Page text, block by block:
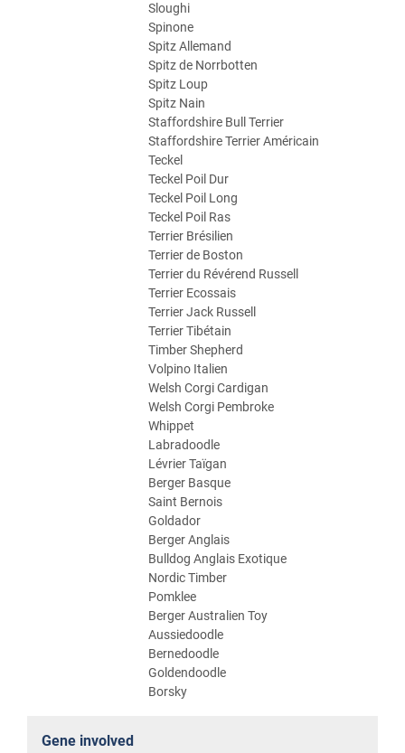
Sloughi
Spinone
Spitz Allemand
Spitz de Norrbotten
Spitz Loup
Spitz Nain
Staffordshire Bull Terrier
Staffordshire Terrier Américain
Teckel
Teckel Poil Dur
Teckel Poil Long
Teckel Poil Ras
Terrier Brésilien
Terrier de Boston
Terrier du Révérend Russell
Terrier Ecossais
Terrier Jack Russell
Terrier Tibétain
Timber Shepherd
Volpino Italien
Welsh Corgi Cardigan
Welsh Corgi Pembroke
Whippet
Labradoodle
Lévrier Taïgan
Berger Basque
Saint Bernois
Goldador
Berger Anglais
Bulldog Anglais Exotique
Nordic Timber
Pomklee
Berger Australien Toy
Aussiedoodle
Bernedoodle
Goldendoodle
Borsky
Gene involved